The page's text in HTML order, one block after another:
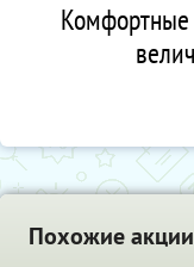
Комфортные
Похожие